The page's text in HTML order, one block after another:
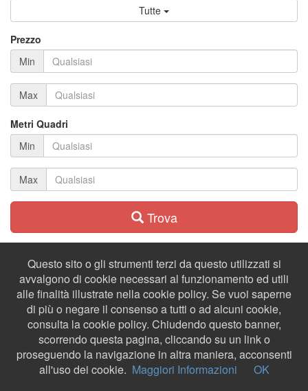
Tutte
Prezzo
Min
Max
Metri Quadri
Min
Max
Trova
Questo sito o gli strumenti terzi da questo utilizzati si
avvalgono di cookie necessari al funzionamento ed utili
alle finalità illustrate nella cookie policy. Se vuoi saperne
di più o negare il consenso a tutti o ad alcuni cookie,
consulta la cookie policy. Chiudendo questo banner,
scorrendo questa pagina, cliccando su un link o
proseguendo la navigazione in altra maniera, acconsenti
all'uso dei cookie. Maggiori Informazioni OK